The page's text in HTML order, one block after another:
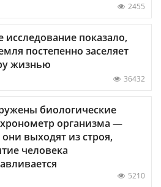
2455
исследование показало,
постепенно заселяет
жизнью
36432
биологические
организма —
они выходят из строя,
человека
5210